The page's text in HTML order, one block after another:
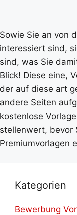
Sowie Sie an von
interessiert sind,
sind, was Sie
Blick! Diese eine,
der auf diese art
andere Seiten
kostenlose
stellenwert, bevor
Premiumvorlagen
Kategorien
Bewerbung